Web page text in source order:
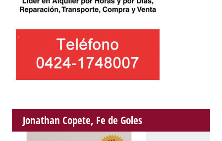
Jonathan Copete, Fe de Goles